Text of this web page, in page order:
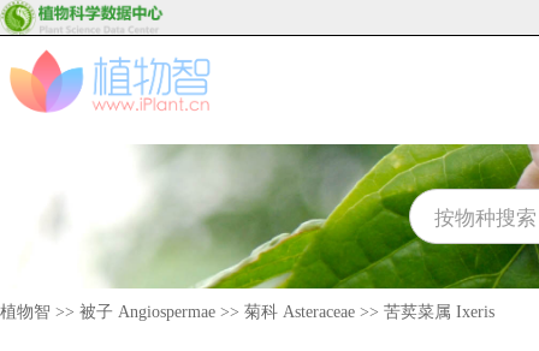
植物智 >> 被子 Angiospermae >> 菊科 Asteraceae >> 苦荬菜属 Ixeris